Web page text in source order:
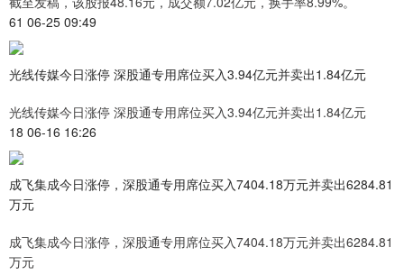
61 06-25 09:49
光线传媒今日涨停 深股通专用席位买入3.94亿元并卖出1.84亿元
光线传媒今日涨停 深股通专用席位买入3.94亿元并卖出1.84亿元
18 06-16 16:26
成飞集成今日涨停，深股通专用席位买入7404.18万元并卖出6284.81
万元
成飞集成今日涨停，深股通专用席位买入7404.18万元并卖出6284.81
万元